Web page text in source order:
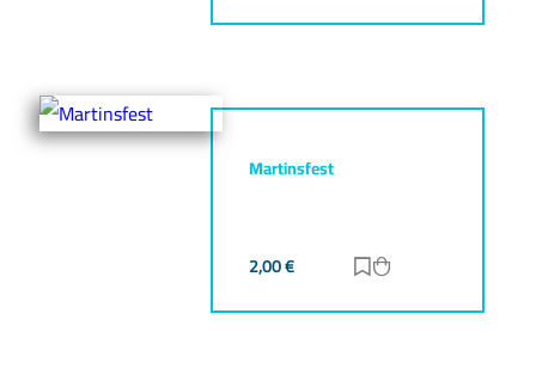
Martinsfest
2,00€ Zur Merkliste